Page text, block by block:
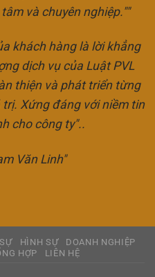
và chuyên nghiệp.""
khách hàng là lời khẳng
dịch vụ của Luật PVL
thiện và phát triển từng
Xứng đáng với niềm tin
cho công ty"..
Văn Linh"
HÌNH SỰ
DOANH NGHIỆP
HỢP LIÊN HỆ